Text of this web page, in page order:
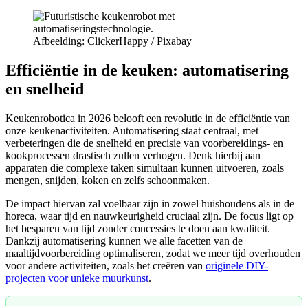
Afbeelding: ClickerHappy / Pixabay
Efficiëntie in de keuken: automatisering
en snelheid
Keukenrobotica in 2026 belooft een revolutie in de efficiëntie van
onze keukenactiviteiten. Automatisering staat centraal, met
verbeteringen die de snelheid en precisie van voorbereidings- en
kookprocessen drastisch zullen verhogen. Denk hierbij aan
apparaten die complexe taken simultaan kunnen uitvoeren, zoals
mengen, snijden, koken en zelfs schoonmaken.
De impact hiervan zal voelbaar zijn in zowel huishoudens als in de
horeca, waar tijd en nauwkeurigheid cruciaal zijn. De focus ligt op
het besparen van tijd zonder concessies te doen aan kwaliteit.
Dankzij automatisering kunnen we alle facetten van de
maaltijdvoorbereiding optimaliseren, zodat we meer tijd overhouden
voor andere activiteiten, zoals het creëren van originele DIY-
projecten voor unieke muurkunst.